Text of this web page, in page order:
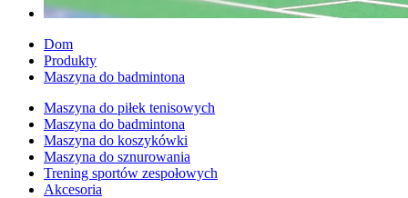
Dom
Produkty
Maszyna do badmintona
Maszyna do piłek tenisowych
Maszyna do badmintona
Maszyna do koszykówki
Maszyna do sznurowania
Trening sportów zespołowych
Akcesoria